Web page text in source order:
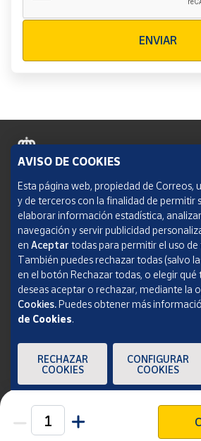
Unidades
ENVIAR
Política de cookies
Aviso legal
Condiciones del servicio
Política de Privacidad Web
Informe de transparencia
SOCIEDAD ESTATAL CORREOS Y TELÉGRAFOS,
AVISO DE COOKIES
Esta página web, propiedad de Correos,
y de terceros con la finalidad de permitir
elaborar información estadística,
navegación y servir publicidad
en Aceptar todas para permitir el uso de
También puedes rechazar todas (salvo
en el botón Rechazar todas, o elegir qué
deseas aceptar o rechazar, mediante la
Cookies.Puedes obtener más
de Cookies.
RECHAZAR
COOKIES
CONFIGURAR
COOKIES